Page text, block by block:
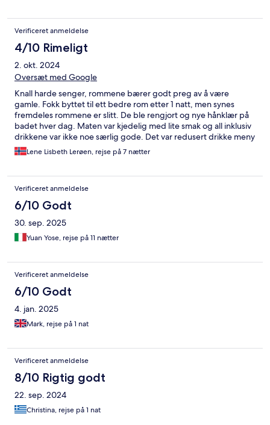
Verificeret anmeldelse
4/10 Rimeligt
2. okt. 2024
Oversæt med Google
Knall harde senger, rommene bærer godt preg av å være
gamle. Fokk byttet til ett bedre rom etter 1 natt, men synes
fremdeles rommene er slitt. De ble rengjort og nye hånklær på
badet hver dag. Maten var kjedelig med lite smak og all inklusiv
drikkene var ikke noe særlig gode. Det var redusert drikke meny
for all inclusive, så vi følte oss litt lurte når de ønsketat vi skulle
betale extra for å få greie nok drikker. Det mest positive med
problem med å finne seg solseng når vi ønsket dette.
Lene Lisbeth Lerøen, rejse på 7 nætter
Verificeret anmeldelse
6/10 Godt
30. sep. 2025
Yuan Yose, rejse på 11 nætter
Verificeret anmeldelse
6/10 Godt
4. jan. 2025
Mark, rejse på 1 nat
Verificeret anmeldelse
8/10 Rigtig godt
22. sep. 2024
Christina, rejse på 1 nat